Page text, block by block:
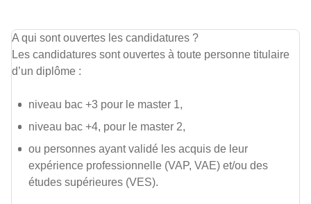
A qui sont ouvertes les candidatures ?
Les candidatures sont ouvertes à toute personne titulaire
d’un diplôme :
niveau bac +3 pour le master 1,
niveau bac +4, pour le master 2,
ou personnes ayant validé les acquis de leur
expérience professionnelle (VAP, VAE) et/ou des
études supérieures (VES).